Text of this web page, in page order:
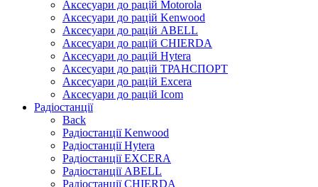
Аксесуари до рацій Motorola
Аксесуари до рацій Kenwood
Аксесуари до рацій ABELL
Аксесуари до рацій CHIERDA
Аксесуари до рацій Hytera
Аксесуари до рацій ТРАНСПОРТ
Аксесуари до рацій Excera
Аксесуари до рацій Icom
Радіостанції
Back
Радіостанції Kenwood
Радіостанції Hytera
Радіостанції EXCERA
Радіостанції ABELL
Радіостанції CHIERDA